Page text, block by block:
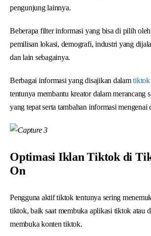
pengunjung lainnya.
Beberapa filter informasi yang bisa di pilih
pemilisan lokasi, demografi, industri yang
dan lain sebagainya.
Berbagai informasi yang disajikan dalamtiktok
tentunya membantu kreator dalam merancang
yang tepat serta tambahan informasi mengenai
Optimasi Iklan Tiktok di
On
Pengguna aktif tiktok tentunya sering
tiktok, baik saat membuka aplikasi tiktok atau
membuka konten tiktok.